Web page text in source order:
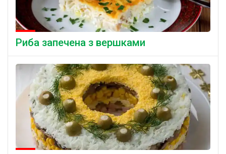
Риба запечена з вершками